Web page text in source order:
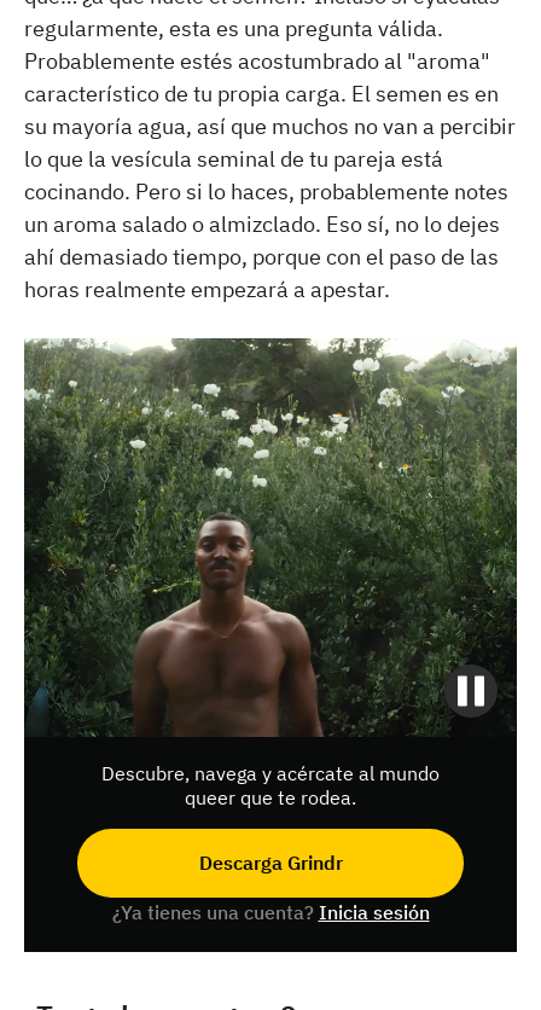
regularmente, esta es una pregunta válida.
Probablemente estés acostumbrado al "aroma"
característico de tu propia carga. El semen es en
su mayoría agua, así que muchos no van a percibir
lo que la vesícula seminal de tu pareja está
cocinando. Pero si lo haces, probablemente notes
un aroma salado o almizclado. Eso sí, no lo dejes
ahí demasiado tiempo, porque con el paso de las
horas realmente empezará a apestar.
Descubre, navega y acércate al mundo
queer que te rodea.
Descarga Grindr
¿Ya tienes una cuenta? Inicia sesión